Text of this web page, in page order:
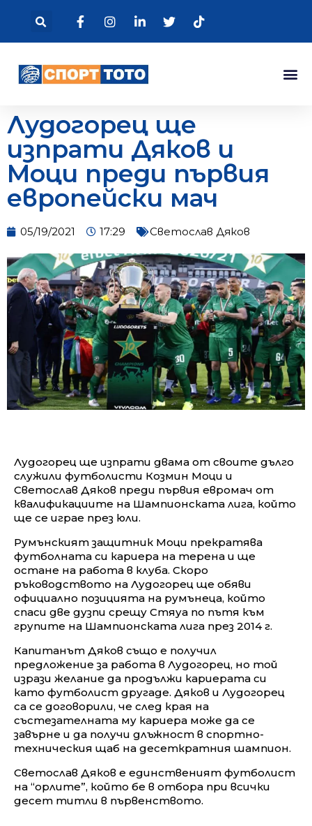
Лудогорец ще
изпрати Дяков и
Моци преди първия
европейски мач
05/19/2021 17:29 Светослав Дяков
Лудогорец ще изпрати двама от своите дълго
служили футболисти Козмин Моци и
Светослав Дяков преди първия евромач от
квалификациите на Шампионската лига, който
ще се играе през юли.
Румънският защитник Моци прекратява
футболната си кариера на терена и ще
остане на работа в клуба. Скоро
ръководството на Лудогорец ще обяви
официално позицията на румънеца, който
спаси две дузпи срещу Стяуа по пътя към
групите на Шампионската лига през 2014 г.
Капитанът Дяков също е получил
предложение за работа в Лудогорец, но той
изрази желание да продължи кариерата си
като футболист другаде. Дяков и Лудогорец
са се договорили, че след края на
състезателната му кариера може да се
завърне и да получи длъжност в спортно-
техническия щаб на десеткратния шампион.
Светослав Дяков е единственият футболист
на “орлите”, който бе в отбора при всички
десет титли в първенството.